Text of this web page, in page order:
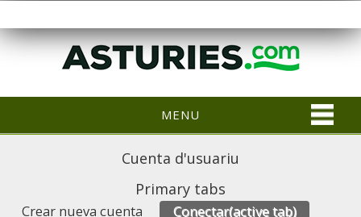
MENU
Cuenta d'usuariu
Primary tabs
Crear nueva cuenta Conectar(active tab)